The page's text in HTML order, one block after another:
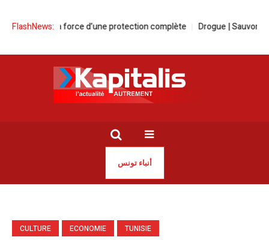
FlashNews:
| La force d’une protection complète Drogue | Sauvons nos
أنباء تونس
CULTURE ECONOMIE TUNISIE